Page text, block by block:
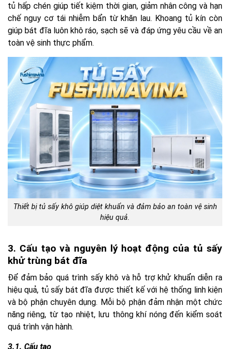
tủ hấp chén giúp tiết kiệm thời gian, giảm nhân công và hạn
chế nguy cơ tái nhiễm bẩn từ khăn lau. Khoang tủ kín còn
giúp bát đĩa luôn khô ráo, sạch sẽ và đáp ứng yêu cầu về an
toàn vệ sinh thực phẩm.
Thiết bị tủ sấy khô giúp diệt khuẩn và đảm bảo an toàn vệ sinh
hiệu quả.
3. Cấu tạo và nguyên lý hoạt động của tủ sấy
khử trùng bát đĩa
Để đảm bảo quá trình sấy khô và hỗ trợ khử khuẩn diễn ra
hiệu quả, tủ sấy bát đĩa được thiết kế với hệ thống linh kiện
và bộ phận chuyên dụng. Mỗi bộ phận đảm nhận một chức
năng riêng, từ tạo nhiệt, lưu thông khí nóng đến kiểm soát
quá trình vận hành.
3.1. Cấu tạo